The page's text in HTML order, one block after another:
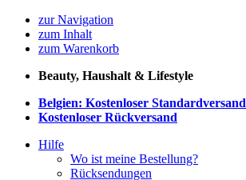
zur Navigation
zum Inhalt
zum Warenkorb
Beauty, Haushalt & Lifestyle
Belgien: Kostenloser Standardversand
Kostenloser Rückversand
Hilfe
Wo ist meine Bestellung?
Rücksendungen